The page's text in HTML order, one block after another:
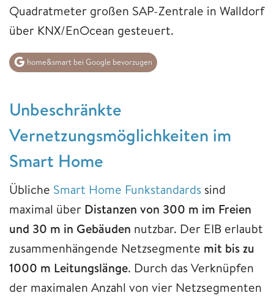
Quadratmeter großen SAP-Zentrale in Walldorf
über KNX/EnOcean gesteuert.
home&smart bei Google bevorzugen
Unbeschränkte
Vernetzungsmöglichkeiten im
Smart Home
Übliche Smart Home Funkstandards sind
maximal über Distanzen von 300 m im Freien
und 30 m in Gebäuden nutzbar. Der EIB erlaubt
zusammenhängende Netzsegmente mit bis zu
1000 m Leitungslänge. Durch das Verknüpfen
der maximalen Anzahl von vier Netzsegmenten